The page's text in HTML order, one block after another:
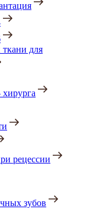
для
рецессии
зубов